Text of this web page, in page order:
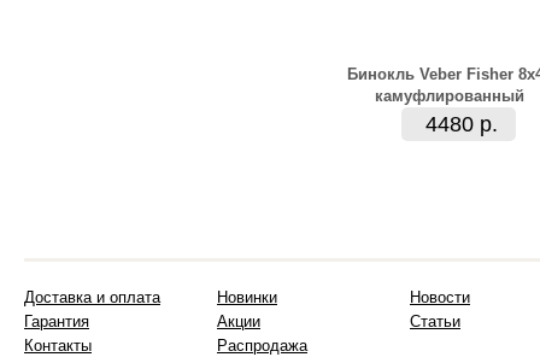
Бинокль Veber Fisher
камуфлированный
4480 р.
Доставка и оплата
Гарантия
Контакты
Новинки
Акции
Распродажа
Новости
Статьи